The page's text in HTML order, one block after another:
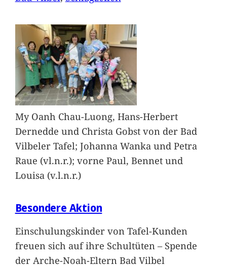
My Oanh Chau-Luong, Hans-Herbert
Dernedde und Christa Gobst von der Bad
Vilbeler Tafel; Johanna Wanka und Petra
Raue (vl.n.r.); vorne Paul, Bennet und
Louisa (v.l.n.r.)
Besondere Aktion
Einschulungskinder von Tafel-Kunden
freuen sich auf ihre Schultüten – Spende
der Arche-Noah-Eltern Bad Vilbel